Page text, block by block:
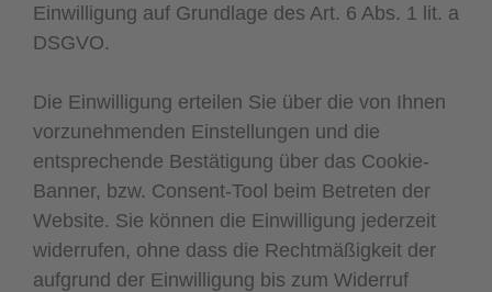
Einwilligung auf Grundlage des Art. 6 Abs. 1 lit. a
DSGVO.
Die Einwilligung erteilen Sie über die von Ihnen
vorzunehmenden Einstellungen und die
entsprechende Bestätigung über das Cookie-
Banner, bzw. Consent-Tool beim Betreten der
Website. Sie können die Einwilligung jederzeit
widerrufen, ohne dass die Rechtmäßigkeit der
aufgrund der Einwilligung bis zum Widerruf